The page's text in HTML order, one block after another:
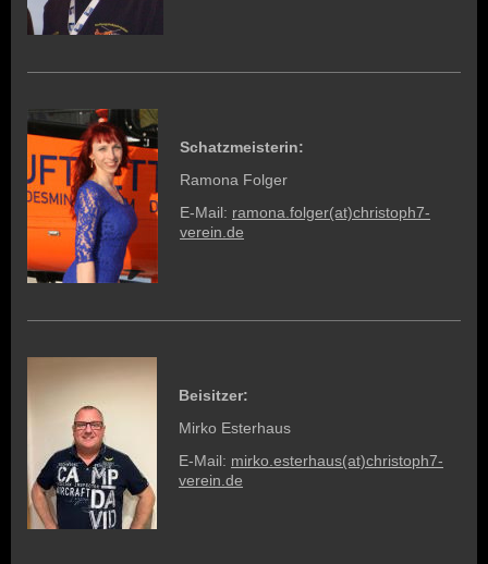
Schatzmeisterin:
Ramona Folger
E-Mail: ramona.folger(at)christoph7-
verein.de
Beisitzer:
Mirko Esterhaus
E-Mail: mirko.esterhaus(at)christoph7-
verein.de